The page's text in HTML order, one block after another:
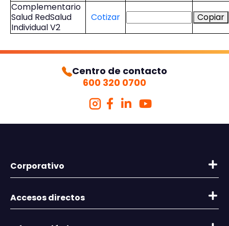
Complementario
Salud RedSalud
Individual V2
Cotizar Copiar
Centro de contacto
600 320 0700
Corporativo
Memorias
Información General
Accesos directos
Seguros para ti y tu familia